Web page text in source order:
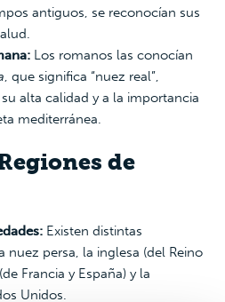
antiguos, se reconocían sus
Los romanos las conocían
, que significa “nuez real”,
alta calidad y a la importancia
mediterránea.
de
Existen distintas
nuez persa, la inglesa (del Reino
Francia y España) y la
Unidos.